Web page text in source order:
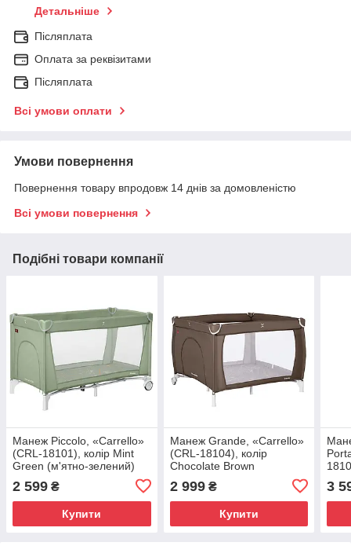
Детальніше
Післяплата
Оплата за реквізитами
Післяплата
Всі умови оплати
Умови повернення
Повернення товару впродовж 14 днів за домовленістю
Всі умови повернення
Подібні товари компанії
Манеж Piccolo, «Carrello»
(CRL-18101), колір Mint
Green (м'ятно-зелений)
2 599 ₴
Купити
Манеж Grande, «Carrello»
(CRL-18104), колір
Chocolate Brown
(шоколадно-коричневий)
2 999₴
Купити
3